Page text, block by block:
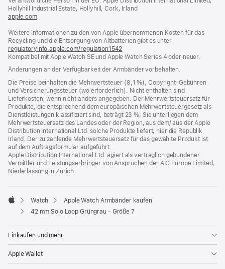
Fenster)
Hollyhill Industrial Estate, Hollyhill, Cork, Irland
apple.com(öffnet
neues
Fenster)
Weitere Informationen zu den von Apple übernommenen Kosten für das
Recycling und die Entsorgung von Altbatterien gibt es unter
regulatoryinfo.apple.com/regulation1542
ein
neues
Fenster)
Kompatibel mit Apple Watch SE und Apple Watch Series 4 oder neuer.
Änderungen an der Verfügbarkeit der Armbänder vorbehalten.
Die Preise beinhalten die Mehrwertsteuer (8,1 %), Copyright-Gebühren
und Versicherungssteuer (wo erforderlich). Nicht enthalten sind
Lieferkosten, wenn nicht anders angegeben. Der Mehrwertsteuersatz für
Produkte, die entsprechend dem europäischen Mehrwertsteuergesetz als
Dienstleistungen klassifiziert sind, beträgt 23 %. Sie unterliegen dem
Mehrwertsteuersatz des Landes oder der Region, aus dem/ aus der Apple
Distribution International Ltd. solche Produkte liefert, hier die Republik
Irland. Der zu zahlende Mehrwertsteuersatz für das gewählte Produkt ist
auf dem Auftragsformular aufgeführt.
Apple Distribution International Ltd. agiert als vertraglich gebundener
Vermittler und Leistungserbringer von Ansprüchen der AIG Europe Limited,
Niederlassung in Zürich.
Apple
Watch
Apple Watch Armbänder kaufen
42 mm Solo Loop Grüngrau - Größe 7
Einkaufen und mehr
Apple Wallet